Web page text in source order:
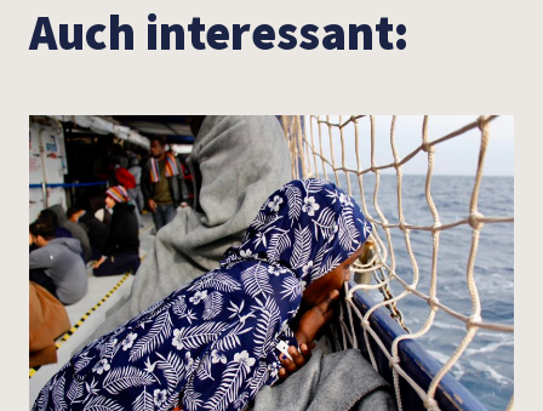
Auch interessant: